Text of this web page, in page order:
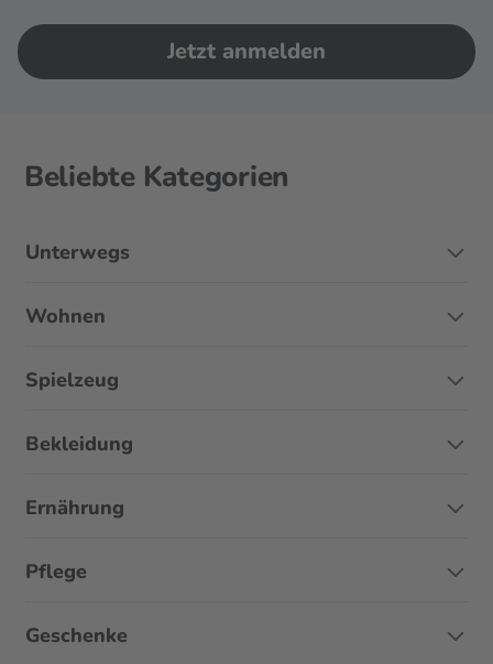
Jetzt anmelden
Beliebte Kategorien
Unterwegs
Wohnen
Spielzeug
Bekleidung
Ernährung
Pflege
Geschenke